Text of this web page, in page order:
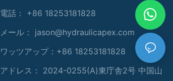
電話： +86 18253181828
メール： jason@hydraulicapex.com
ワッツアップ：+86 18253181828
アドレス： 2024-0255(A)東庁舎2号 中国山